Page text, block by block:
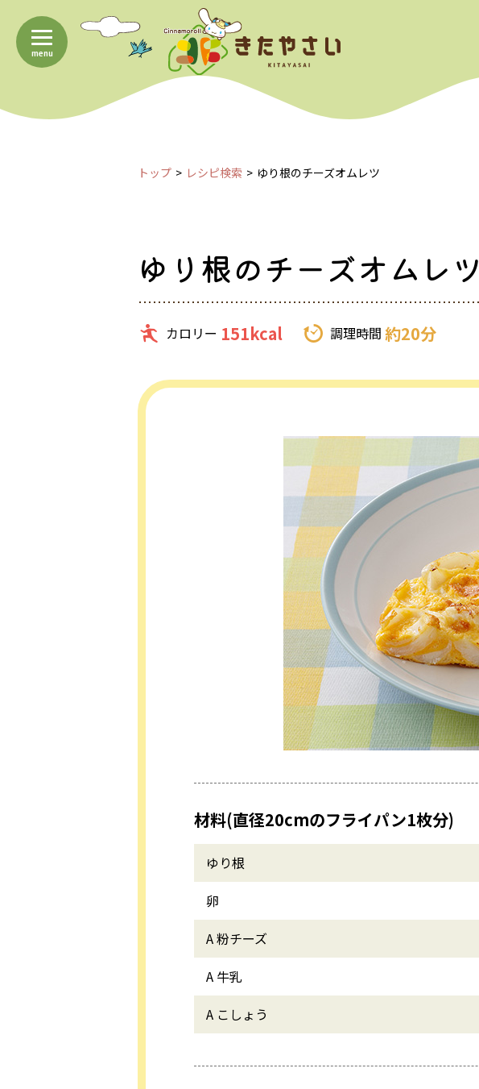
menu
トップ レシピ検索 ゆり根のチーズオムレツ
ゆり根のチーズオムレツ
カロリー 151kcal 調理時間 約20分
材料(直径20cmのフライパン1枚分)
ゆり根
卵
A 粉チーズ
A 牛乳
A こしょう